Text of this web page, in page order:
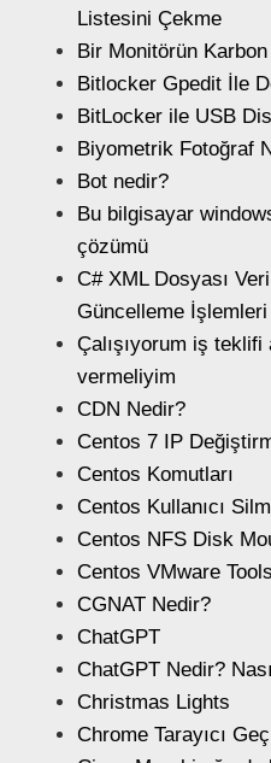
Listesini Çekme
Bir Monitörün
Bitlocker Gpedit İle
BitLocker ile USB
Biyometrik Fotoğraf
Bot nedir?
Bu bilgisayar
çözümü
C# XML Dosyası
Güncelleme İşlemleri
Çalışıyorum iş teklifi
vermeliyim
CDN Nedir?
Centos 7 IP
Centos Komutları
Centos Kullanıcı
Centos NFS Disk
Centos VMware
CGNAT Nedir?
ChatGPT
ChatGPT Nedir?
Christmas Lights
Chrome Tarayıcı